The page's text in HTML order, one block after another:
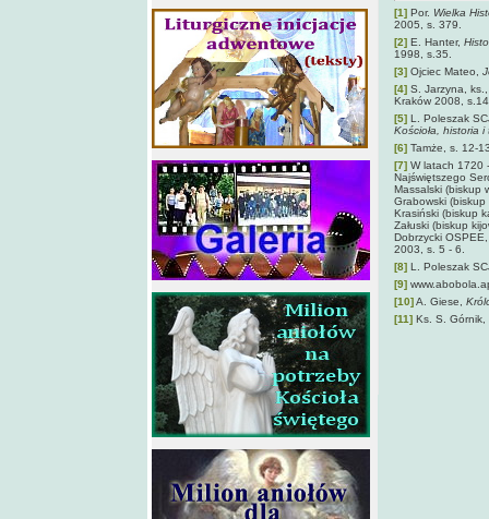
[1] Por. Wielka
2005, s. 379.
[2] E. Hanter,
1998, s.35.
[3] Ojciec Mateo,
[4] S. Jarzyna,
Kraków 2008,
[5] L. Poleszak
Kościoła, historia
[6] Tamże, s. 12-
[7] W latach 1720
Najświętszego
Massalski (biskup
Grabowski
Krasiński (biskup
Załuski (biskup
Dobrzycki
2003, s. 5 - 6.
[8] L. Poleszak
[9]
[10]A. Giese,
[11] Ks. S. Górnik,